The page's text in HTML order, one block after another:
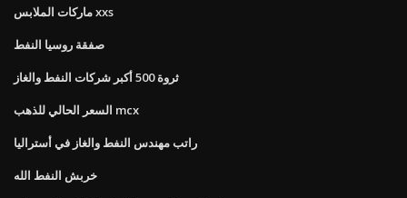
ماركات الملابس xxs
صفقة روسيا النفط
ثروة 500 أكبر شركات النفط والغاز
السعر الحالي للذهب mcx
راتب مهندس النفط والغاز في أستراليا
خربش النفط الله